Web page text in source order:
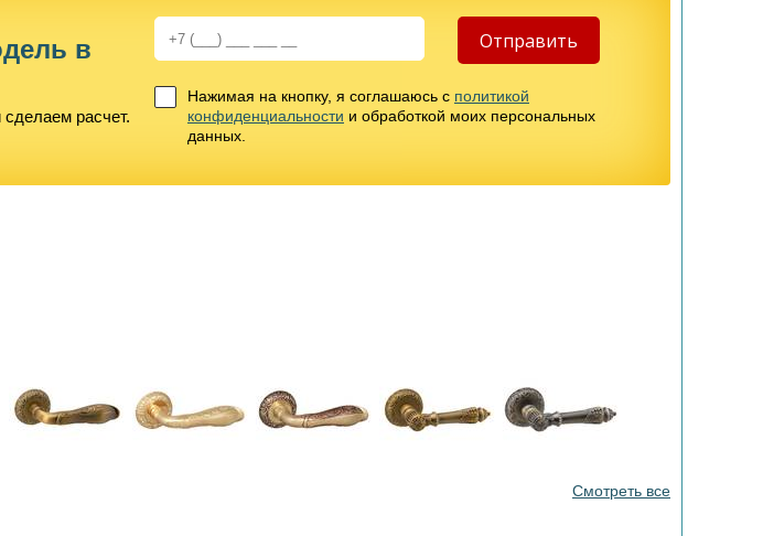
в
расчет.
Нажимая на кнопку, я соглашаюсь с политикой
конфиденциальности и обработкой моих персональных
данных.
Смотреть все